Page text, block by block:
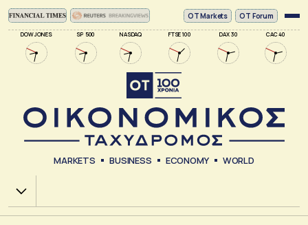
DOW JONES SP 500 NASDAQ FTSE 100 DAX 30 CAC 40
ΟΤ Markets OT Forum
MARKETS BUSINESS ECONOMY WORLD
Χ.Α.